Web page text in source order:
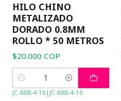
HILO CHINO
METALIZADO
DORADO 0.8MM
ROLLO * 50 METROS
$20.000 COP
Cantidad
JC-888-4-16|JC-888-4-16